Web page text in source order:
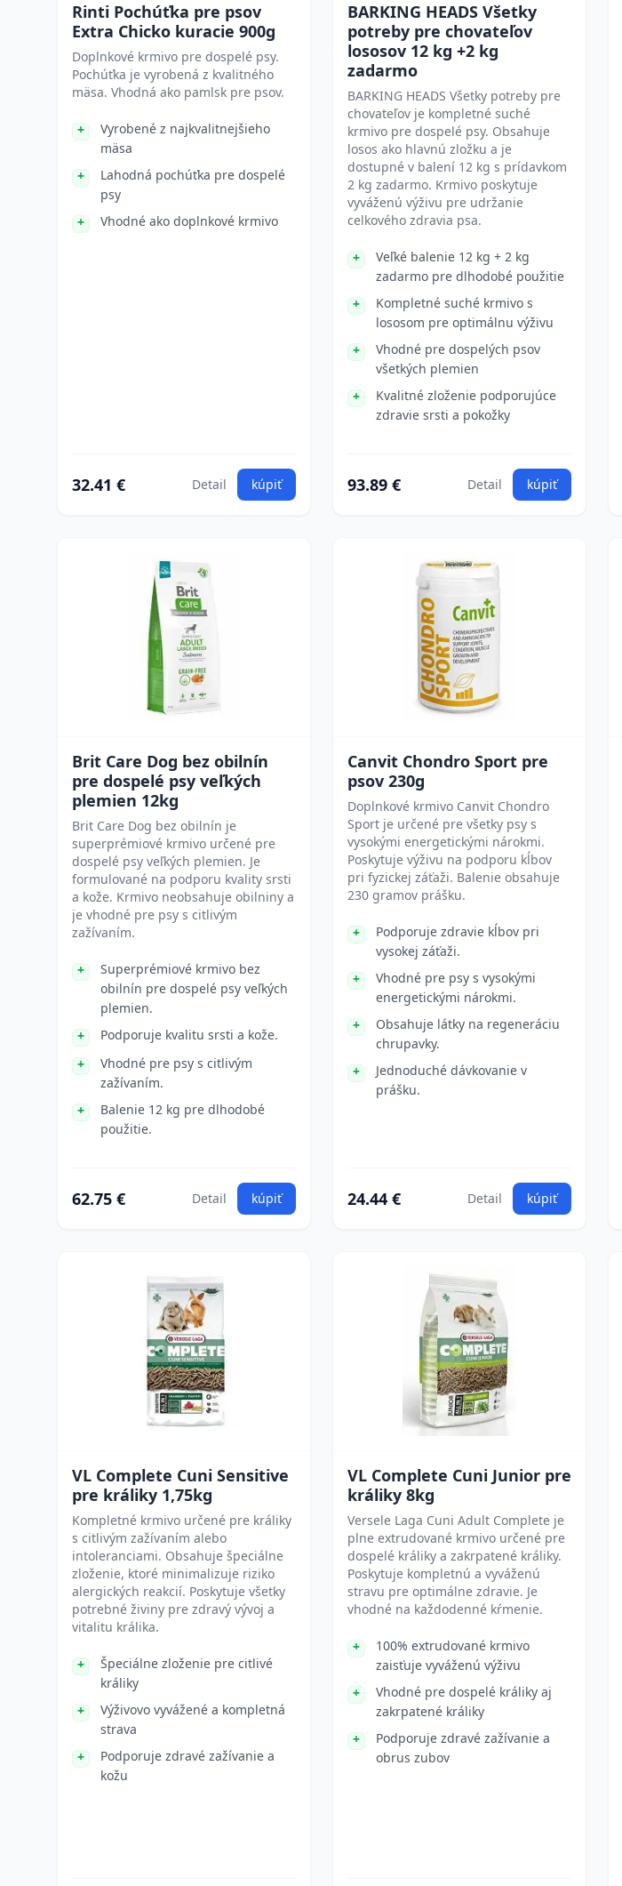
Rinti Pochúťka pre psov
Extra Chicko kuracie 900g
Doplnkové krmivo pre dospelé psy.
Pochúťka je vyrobená z kvalitného
mäsa. Vhodná ako pamlsk pre psov.
Vyrobené z najkvalitnejšieho
mäsa
Lahodná pochúťka pre dospelé
psy
Vhodné ako doplnkové krmivo
32.41 € Detail kúpiť
BARKING HEADS Všetky
potreby pre chovateľov
lososov 12 kg +2 kg
zadarmo
BARKING HEADS Všetky potreby pre
chovateľov je kompletné suché
krmivo pre dospelé psy. Obsahuje
losos ako hlavnú zložku a je
dostupné v balení 12 kg s prídavkom
2 kg zadarmo. Krmivo poskytuje
vyváženú výživu pre udržanie
celkového zdravia psa.
Veľké balenie 12 kg + 2 kg
zadarmo pre dlhodobé použitie
Kompletné suché krmivo s
lososom pre optimálnu výživu
Vhodné pre dospelých psov
všetkých plemien
Kvalitné zloženie podporujúce
zdravie srsti a pokožky
93.89 € Detail kúpiť
Brit Care Dog bez obilnín
pre dospelé psy veľkých
plemien 12kg
Brit Care Dog bez obilnín je
superprémiové krmivo určené pre
dospelé psy veľkých plemien. Je
formulované na podporu kvality srsti
a kože. Krmivo neobsahuje obilniny a
je vhodné pre psy s citlivým
zažívaním.
Superprémiové krmivo bez
obilnín pre dospelé psy veľkých
plemien.
Podporuje kvalitu srsti a kože.
Vhodné pre psy s citlivým
zažívaním.
Balenie 12 kg pre dlhodobé
použitie.
62.75 € Detail kúpiť
Canvit Chondro Sport pre
psov 230g
Doplnkové krmivo Canvit Chondro
Sport je určené pre všetky psy s
vysokými energetickými nárokmi.
Poskytuje výživu na podporu kĺbov
pri fyzickej záťaži. Balenie obsahuje
230 gramov prášku.
Podporuje zdravie kĺbov pri
vysokej záťaži.
Vhodné pre psy s vysokými
energetickými nárokmi.
Obsahuje látky na regeneráciu
chrupavky.
Jednoduché dávkovanie v
prášku.
24.44 € Detail kúpiť
VL Complete Cuni Sensitive
pre králiky 1,75kg
Kompletné krmivo určené pre králiky
s citlivým zažívaním alebo
intoleranciami. Obsahuje špeciálne
zloženie, ktoré minimalizuje riziko
alergických reakcií. Poskytuje všetky
potrebné živiny pre zdravý vývoj a
vitalitu králika.
Špeciálne zloženie pre citlivé
králiky
Výživovo vyvážené a kompletná
strava
Podporuje zdravé zažívanie a
kožu
VL Complete Cuni Junior pre
králiky 8kg
Versele Laga Cuni Adult Complete je
plne extrudované krmivo určené pre
dospelé králiky a zakrpatené králiky.
Poskytuje kompletnú a vyváženú
stravu pre optimálne zdravie. Je
vhodné na každodenné kŕmenie.
100% extrudované krmivo
zaisťuje vyváženú výživu
Vhodné pre dospelé králiky aj
zakrpatené králiky
Podporuje zdravé zažívanie a
obrus zubov